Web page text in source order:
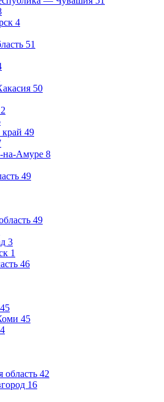
4
51
50
49
на-Амуре 8
49
49
3
1
46
45
45
область 42
16